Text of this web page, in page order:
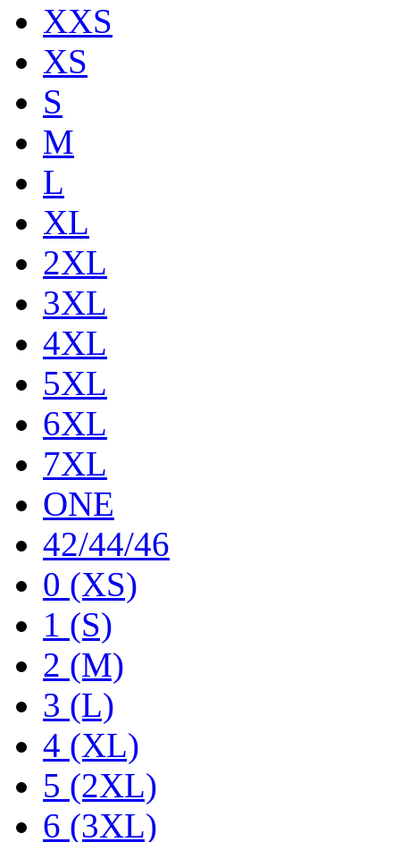
XXS
XS
S
M
L
XL
2XL
3XL
4XL
5XL
6XL
7XL
ONE
42/44/46
0 (XS)
1 (S)
2 (M)
3 (L)
4 (XL)
5 (2XL)
6 (3XL)